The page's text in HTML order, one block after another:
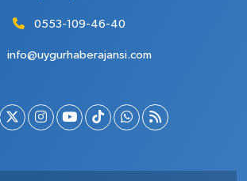
0553-109-46-40
info@uygurhaberajansi.com